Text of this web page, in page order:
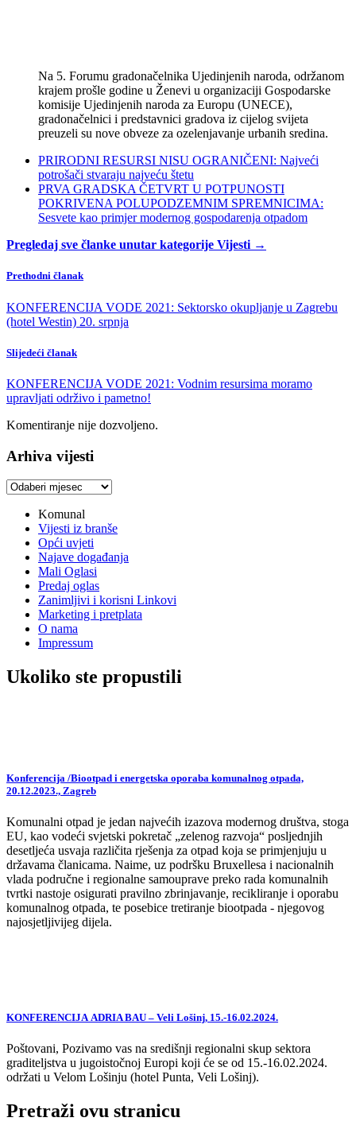
Na 5. Forumu gradonačelnika Ujedinjenih naroda, održanom
krajem prošle godine u Ženevi u organizaciji Gospodarske
komisije Ujedinjenih naroda za Europu (UNECE),
gradonačelnici i predstavnici gradova iz cijelog svijeta
preuzeli su nove obveze za ozelenjavanje urbanih sredina.
PRIRODNI RESURSI NISU OGRANIČENI: Najveći
potrošači stvaraju najveću štetu
PRVA GRADSKA ČETVRT U POTPUNOSTI
POKRIVENA POLUPODZEMNIM SPREMNICIMA:
Sesvete kao primjer modernog gospodarenja otpadom
Pregledaj sve članke unutar kategorije Vijesti →
Prethodni članak
KONFERENCIJA VODE 2021: Sektorsko okupljanje u Zagrebu
(hotel Westin) 20. srpnja
Slijedeći članak
KONFERENCIJA VODE 2021: Vodnim resursima moramo
upravljati održivo i pametno!
Komentiranje nije dozvoljeno.
Arhiva vijesti
Arhiva
Komunal
Vijesti iz branše
Opći uvjeti
Najave događanja
Mali Oglasi
Predaj oglas
Zanimljivi i korisni Linkovi
Marketing i pretplata
O nama
Impressum
Ukoliko ste propustili
Konferencija /Biootpad i energetska oporaba komunalnog otpada,
20.12.2023., Zagreb
Komunalni otpad je jedan najvećih izazova modernog društva, stoga
EU, kao vodeći svjetski pokretač „zelenog razvoja“ posljednjih
desetljeća usvaja različita rješenja za otpad koja se primjenjuju u
državama članicama. Naime, uz podršku Bruxellesa i nacionalnih
vlada područne i regionalne samouprave preko rada komunalnih
tvrtki nastoje osigurati pravilno zbrinjavanje, recikliranje i oporabu
komunalnog otpada, te posebice tretiranje biootpada - njegovog
najosjetljivijeg dijela.
KONFERENCIJA ADRIA BAU – Veli Lošinj, 15.-16.02.2024.
Poštovani, Pozivamo vas na središnji regionalni skup sektora
graditeljstva u jugoistočnoj Europi koji će se od 15.-16.02.2024.
održati u Velom Lošinju (hotel Punta, Veli Lošinj).
Pretraži ovu stranicu